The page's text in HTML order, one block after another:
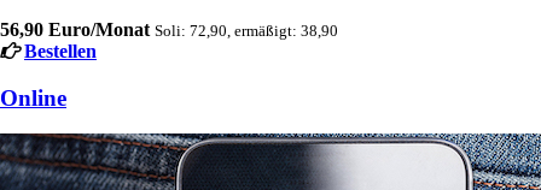
56,90 Euro/Monat Soli: 72,90, ermäßigt: 38,90
Bestellen
Online